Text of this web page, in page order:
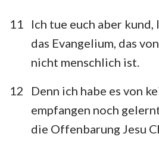
11
Ich tue euch aber
das Evangelium, das
nicht menschlich ist.
12
Denn ich habe es von
empfangen noch
die Offenbarung Jesu